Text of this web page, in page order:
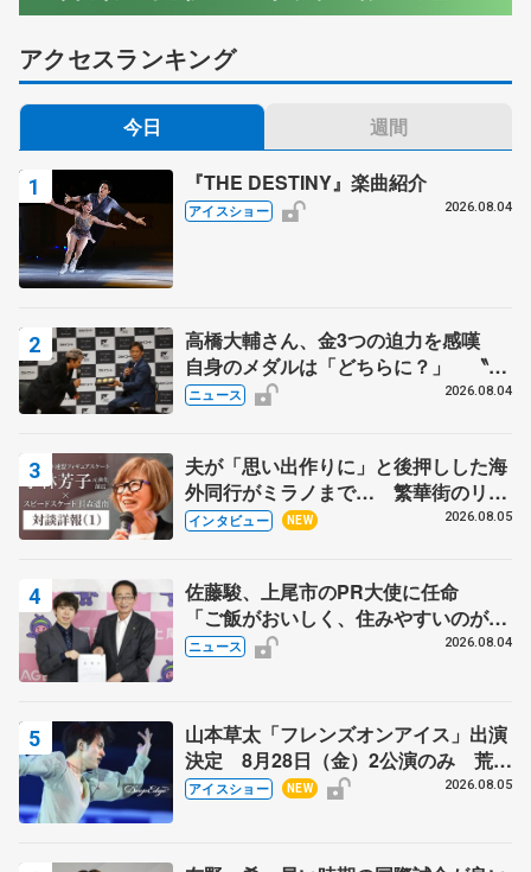
アクセスランキング
今日 週間
『THE DESTINY』楽曲紹介
アイスショー 2026.08.04
高橋大輔さん、金3つの迫力を感嘆
自身のメダルは「どちらに？」 〝リ
ス兄弟〟オリンピック3連覇の野村忠
ニュース 2026.08.04
夫が「思い出作りに」と後押しした海
外同行がミラノまで… 繁華街のリン
クでは不良のお兄さんも味方に 小林
インタビュー NEW 2026.08.05
佐藤駿、上尾市のPR大使に任命
「ご飯がおいしく、住みやすいのが魅
力」
ニュース 2026.08.04
山本草太「フレンズオンアイス」出演
決定 8月28日（金）2公演のみ 荒川
静香さんプロデュース、20周年のアイ
アイスショー NEW 2026.08.05